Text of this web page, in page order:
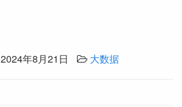
2024年8月21日 大数据